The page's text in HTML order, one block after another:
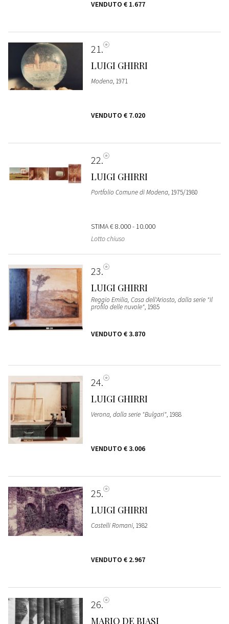
VENDUTO € 1.677
21
LUIGI GHIRRI
Modena, 1971
VENDUTO € 7.020
22
LUIGI GHIRRI
Portfolio Comune di Modena, 1975/1980
STIMA€ 8.000 - 10.000
Lotto chiuso
23
LUIGI GHIRRI
Reggio Emilia, Casa dell'Ariosto, dalla serie "Il
profilo delle nuvole", 1985
VENDUTO € 3.870
24
LUIGI GHIRRI
Verona, dalla serie "Bulgari", 1988
VENDUTO € 3.006
25
LUIGI GHIRRI
Castelli Romani, 1982
VENDUTO € 2.967
26
MARIO DE BIASI